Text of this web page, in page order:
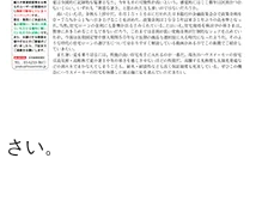
さい。